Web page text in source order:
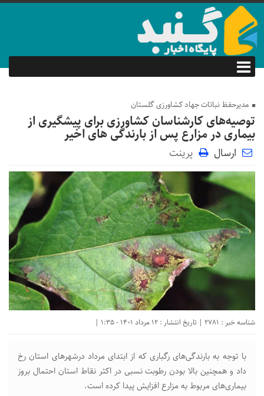
مدیرحفظ نباتات جهاد کشاورزی گلستان
توصیه‌های کارشناسان کشاورزی برای پیشگیری از
بیماری در مزارع پس از بارندگی های اخیر
ارسال پرینت
شناسه خبر : 2781 | تاریخ انتشار : 12 مرداد 1401 - 1:35 |
با توجه به بارندگی‌های رگباری که از ابتدای مرداد درشهر‌های استان رخ
داد و همچنین بالا بودن رطوبت نسبی در اکثر نقاط استان احتمال بروز
بیماری‌های مربوط به مزارع افزایش پیدا کرده است.